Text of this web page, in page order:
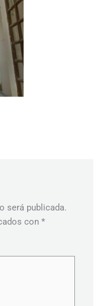
será publicada.
con*